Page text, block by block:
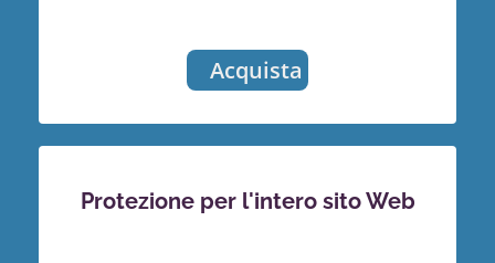
Acquista
Protezione per l'intero sito Web